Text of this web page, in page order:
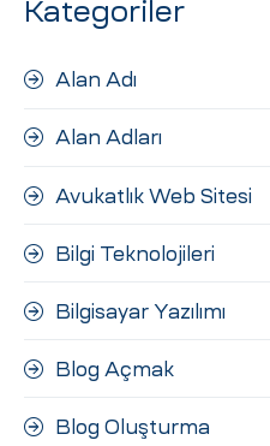
Kategoriler
Alan Adı
Alan Adları
Avukatlık Web Sitesi
Bilgi Teknolojileri
Bilgisayar Yazılımı
Blog Açmak
Blog Oluşturma